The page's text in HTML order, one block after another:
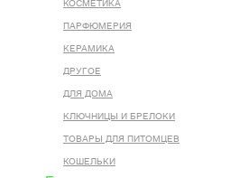
КОСМЕТИКА
ПАРФЮМЕРИЯ
КЕРАМИКА
ДРУГОЕ
ДЛЯ ДОМА
КЛЮЧНИЦЫ И БРЕЛОКИ
ТОВАРЫ ДЛЯ ПИТОМЦЕВ
КОШЕЛЬКИ